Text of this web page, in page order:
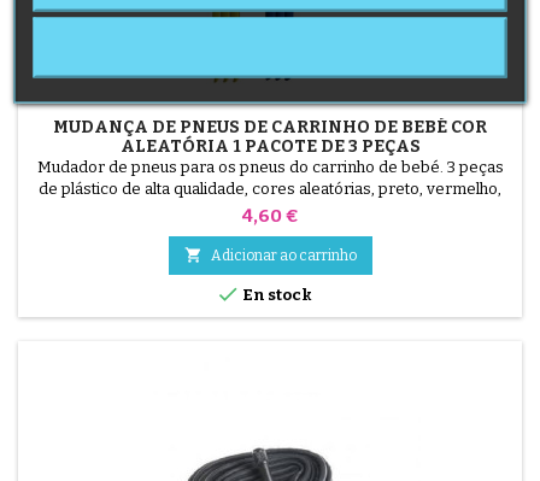
MUDANÇA DE PNEUS DE CARRINHO DE BEBÉ COR
ALEATÓRIA 1 PACOTE DE 3 PEÇAS
Mudador de pneus para os pneus do carrinho de bebé. 3 peças
de plástico de alta qualidade, cores aleatórias, preto, vermelho,
verde, amarelo e azul ou 3 peças em aço ( cinzento ) O pneu é
montado à mão, sem ferramentas, para evitar furar a câmara de
ar.
Preço
4,60 €
 Adicionar ao carrinho
 En stock